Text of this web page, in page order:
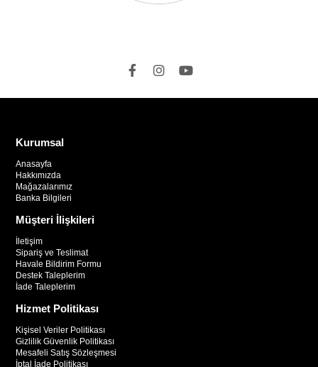
Kurumsal
Anasayfa
Hakkımızda
Mağazalarımız
Banka Bilgileri
Müşteri İlişkileri
İletişim
Sipariş ve Teslimat
Havale Bildirim Formu
Destek Taleplerim
İade Taleplerim
Hizmet Politikası
Kişisel Veriler Politikası
Gizlilik Güvenlik Politikası
Mesafeli Satış Sözleşmesi
İptal İade Politikası